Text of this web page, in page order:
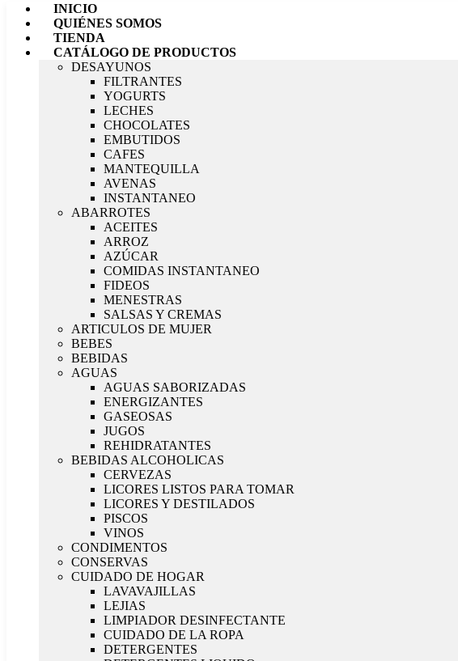
INICIO
QUIÉNES SOMOS
TIENDA
CATÁLOGO DE PRODUCTOS
DESAYUNOS
FILTRANTES
YOGURTS
LECHES
CHOCOLATES
EMBUTIDOS
CAFES
MANTEQUILLA
AVENAS
INSTANTANEO
ABARROTES
ACEITES
ARROZ
AZÚCAR
COMIDAS INSTANTANEO
FIDEOS
MENESTRAS
SALSAS Y CREMAS
ARTICULOS DE MUJER
BEBES
BEBIDAS
AGUAS
AGUAS SABORIZADAS
ENERGIZANTES
GASEOSAS
JUGOS
REHIDRATANTES
BEBIDAS ALCOHOLICAS
CERVEZAS
LICORES LISTOS PARA TOMAR
LICORES Y DESTILADOS
PISCOS
VINOS
CONDIMENTOS
CONSERVAS
CUIDADO DE HOGAR
LAVAVAJILLAS
LEJIAS
LIMPIADOR DESINFECTANTE
CUIDADO DE LA ROPA
DETERGENTES